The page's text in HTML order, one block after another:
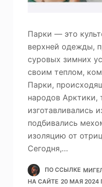
Парки — это
верхней одежды,
суровых зимних
своим теплом,
Парки,
народов Арктики,
изготавливались
подбивались
изоляцию от
Сегодня,…
ПО ССЫЛКЕ
НА САЙТЕ 20 МАЯ 2024